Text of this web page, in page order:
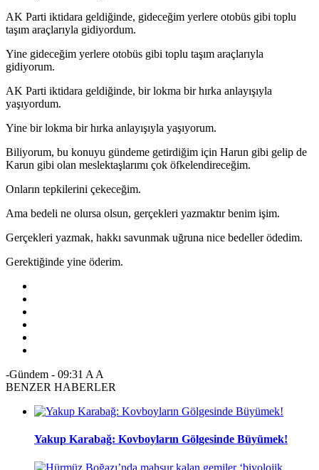
AK Parti iktidara geldiğinde, gideceğim yerlere otobüs gibi toplu
taşım araçlarıyla gidiyordum.
Yine gideceğim yerlere otobüs gibi toplu taşım araçlarıyla
gidiyorum.
AK Parti iktidara geldiğinde, bir lokma bir hırka anlayışıyla
yaşıyordum.
Yine bir lokma bir hırka anlayışıyla yaşıyorum.
Biliyorum, bu konuyu gündeme getirdiğim için Harun gibi gelip de
Karun gibi olan meslektaşlarımı çok öfkelendireceğim.
Onların tepkilerini çekeceğim.
Ama bedeli ne olursa olsun, gerçekleri yazmaktır benim işim.
Gerçekleri yazmak, hakkı savunmak uğruna nice bedeller ödedim.
Gerektiğinde yine öderim.
-Gündem - 09:31 A A
BENZER HABERLER
Yakup Karabağ: Kovboyların Gölgesinde Büyümek!